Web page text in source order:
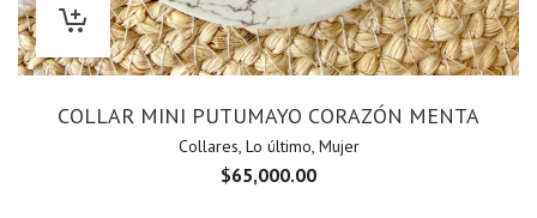
COLLAR MINI PUTUMAYO CORAZÓN MENTA
Collares, Lo último, Mujer
$65,000.00